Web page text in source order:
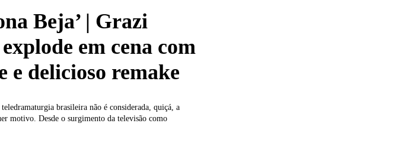
Beja’ | Grazi
em cena com
e delicioso remake
brasileira não é considerada, quiçá, a
motivo. Desde o surgimento da televisão como